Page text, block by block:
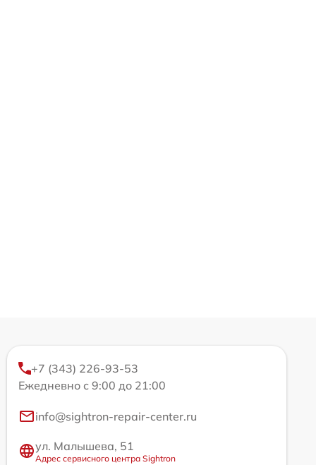
+7 (343) 226-93-53
Ежедневно с 9:00 до 21:00
info@sightron-repair-center.ru
ул. Малышева, 51
Адрес сервисного центра Sightron